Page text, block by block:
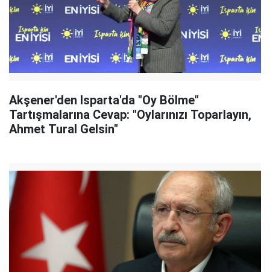
Akşener'den Isparta'da "Oy Bölme"
Tartışmalarına Cevap: "Oylarınızı Toparlayın,
Ahmet Tural Gelsin"